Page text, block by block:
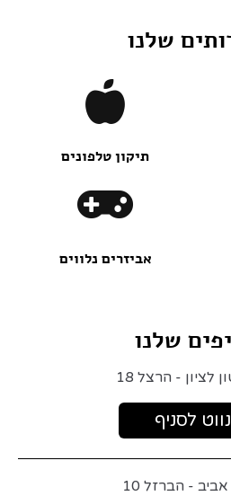
שלנו
תיקון טלפונים
אביזרים נלווים
שלנו
לציון - הרצל 18
נווט לסניף
- הברזל 10